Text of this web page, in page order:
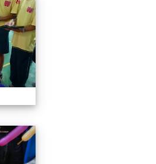
114-04-19園遊會